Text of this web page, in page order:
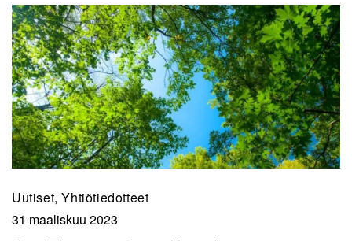
Uutiset, Yhtiötiedotteet
31 maaliskuu 2023